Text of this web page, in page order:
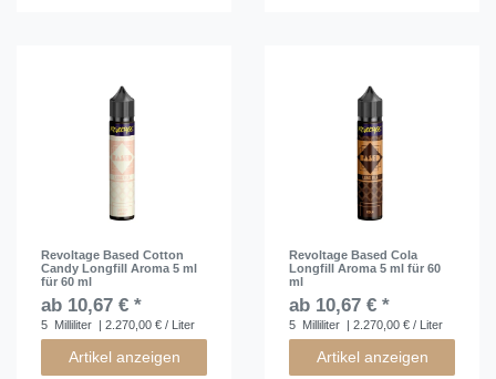
Revoltage Based Cotton
Candy Longfill Aroma 5 ml
für 60 ml
ab 10,67 € *
5 Milliliter | 2.270,00 € / Liter
Artikel anzeigen
Revoltage Based Cola
Longfill Aroma 5 ml für 60
ml
ab 10,67 € *
5 Milliliter | 2.270,00 € / Liter
Artikel anzeigen